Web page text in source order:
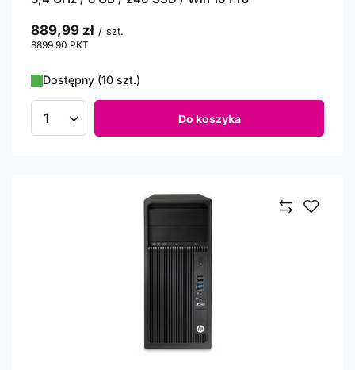
889,99 zł / szt.
8899.90 PKT
Dostępny (10 szt.)
Ilość produktów Do koszyka